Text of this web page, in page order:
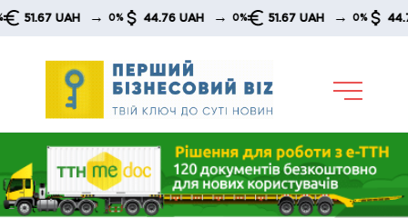
Skip
UAH → 0% 44.76 UAH → 0% 51.67 UAH → 0% 44.76